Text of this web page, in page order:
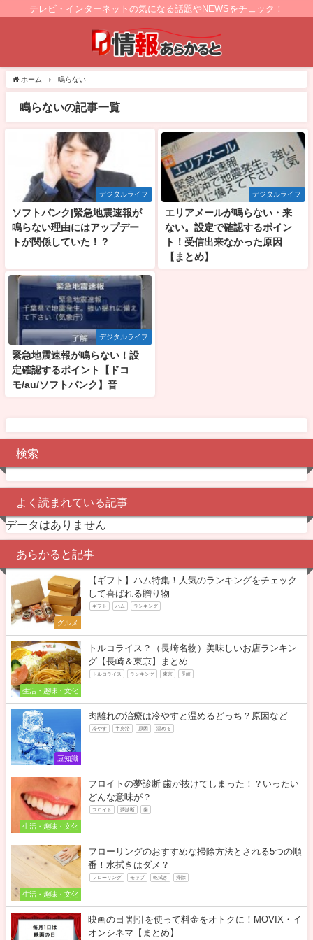
テレビ・インターネットの気になる話題やNEWSをチェック！
ホーム 鳴らない
鳴らないの記事一覧
デジタルライフ
ソフトバンク|緊急地震速報が
鳴らない理由にはアップデー
トが関係していた！？
デジタルライフ
エリアメールが鳴らない・来
ない。設定で確認するポイン
ト！受信出来なかった原因
【まとめ】
デジタルライフ
緊急地震速報が鳴らない！設
定確認するポイント【ドコ
モ/au/ソフトバンク】音
検索
よく読まれている記事
データはありません
あらかると記事
グルメ
【ギフト】ハム特集！人気のランキングをチェック
して喜ばれる贈り物
ギフト ハム ランキング
生活・趣味・文化
トルコライス？（長崎名物）美味しいお店ランキン
グ【長崎＆東京】まとめ
トルコライス ランキング 東京 長崎
豆知識
肉離れの治療は冷やすと温めるどっち？原因など
冷やす 半身浴 原因 温める
生活・趣味・文化
フロイトの夢診断 歯が抜けてしまった！？いったい
どんな意味が？
フロイト 夢診断 歯
生活・趣味・文化
フローリングのおすすめな掃除方法とされる5つの順
番！水拭きはダメ？
フローリング モップ 乾拭き 掃除
映画の日 割引を使って料金をオトクに！MOVIX・イ
オンシネマ【まとめ】